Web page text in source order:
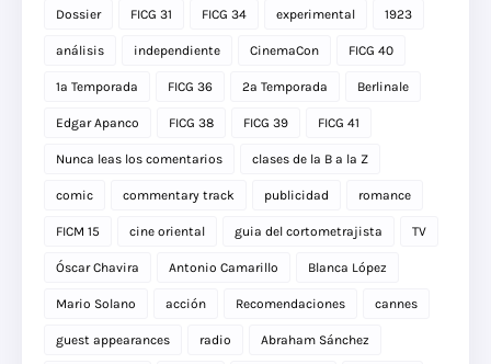
Dossier FICG 31 FICG 34 experimental 1923
análisis independiente CinemaCon FICG 40
1a Temporada FICG 36 2a Temporada Berlinale
Edgar Apanco FICG 38 FICG 39 FICG 41
Nunca leas los comentarios clases de la B a la Z
comic commentary track publicidad romance
FICM 15 cine oriental guia del cortometrajista TV
Óscar Chavira Antonio Camarillo Blanca López
Mario Solano acción Recomendaciones cannes
guest appearances radio Abraham Sánchez